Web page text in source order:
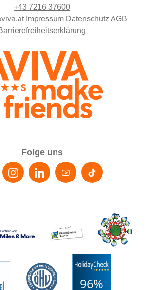
+43 7216 37600
Impressum Datenschutz AGB
Folge uns
96%